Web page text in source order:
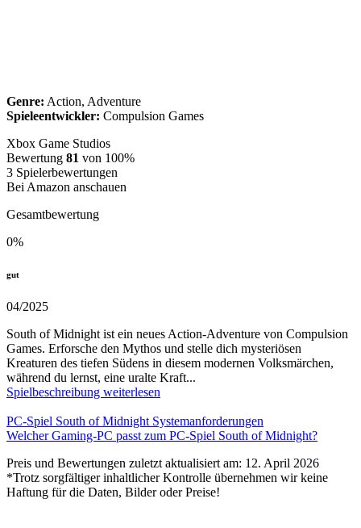
Genre: Action, Adventure
Spieleentwickler: Compulsion Games
Xbox Game Studios
Bewertung 81 von 100%
3 Spielerbewertungen
Bei Amazon anschauen
Gesamtbewertung
0%
gut
04/2025
South of Midnight ist ein neues Action-Adventure von Compulsion
Games. Erforsche den Mythos und stelle dich mysteriösen
Kreaturen des tiefen Südens in diesem modernen Volksmärchen,
während du lernst, eine uralte Kraft...
Spielbeschreibung weiterlesen
PC-Spiel South of Midnight Systemanforderungen
Welcher Gaming-PC passt zum PC-Spiel South of Midnight?
Preis und Bewertungen zuletzt aktualisiert am: 12. April 2026
*Trotz sorgfältiger inhaltlicher Kontrolle übernehmen wir keine
Haftung für die Daten, Bilder oder Preise!